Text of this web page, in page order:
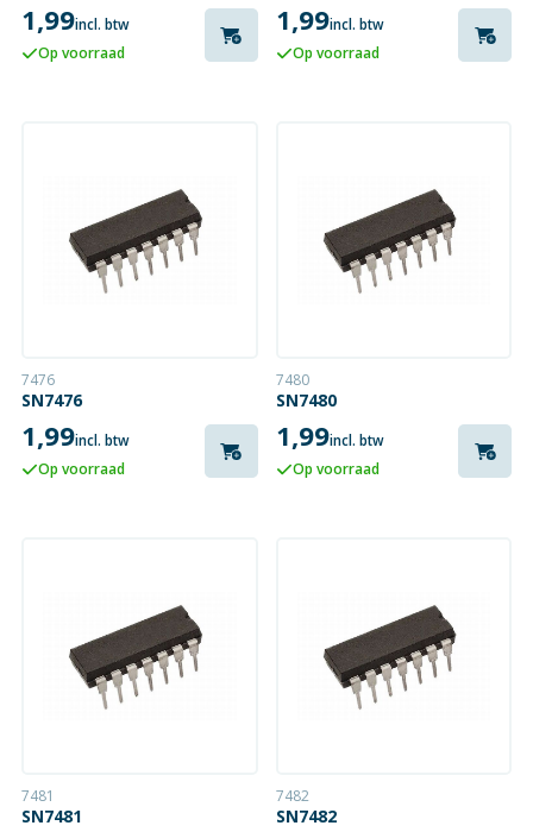
1,99incl. btw
Op voorraad
1,99incl. btw
Op voorraad
7476
SN7476
1,99incl. btw
Op voorraad
7480
SN7480
1,99incl. btw
Op voorraad
7481
SN7481
7482
SN7482